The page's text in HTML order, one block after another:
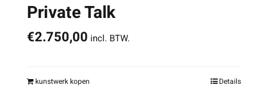
Private Talk
€2.750,00 incl. BTW.
kunstwerk kopen Details